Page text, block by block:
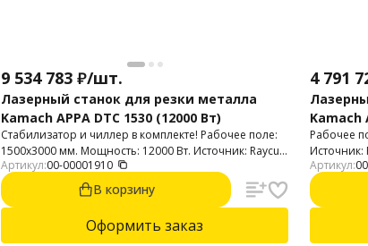
9 534 783 ₽/шт.
Лазерный станок для резки металла
Kamach APPA DTC 1530 (12000 Вт)
Стабилизатор и чиллер в комплекте! Рабочее поле:
1500х3000 мм. Мощность: 12000 Вт. Источник: Raycus.
Голова с автофокусом.
Артикул:00-00001910
В корзину
Оформить заказ
4 791
Kamach
Рабочее
Источник:
Артикул: